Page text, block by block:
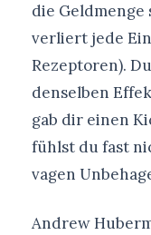
die Geldmenge
verliert jede
Rezeptoren).
denselben
gab dir einen
fühlst du fast
vagen
Andrew